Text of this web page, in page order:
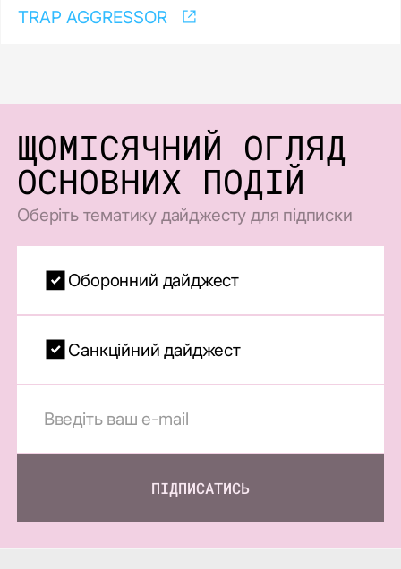
TRAP AGGRESSOR
ЩОМІСЯЧНИЙ ОГЛЯД
ОСНОВНИХ ПОДІЙ
Оберіть тематику дайджесту для підписки
Оборонний дайджест
Санкційний дайджест
ПІДПИСАТИСЬ